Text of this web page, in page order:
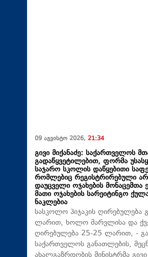
09 აგვისტო 2026, 21:34
გივი მიქანაძე: საქართველოს
გადაწყვეტილებით, ფორმა
საჯარო სკოლის დაწყებითი
რომლებიც რეგისტრირებული
დაუცველი ოჯახების მონაცემთა
მათი ოჯახების სარეიტინგო
ნაკლებია
სასკოლო პიჯაკის ღირებულება
ლარით, ხოლო შარვლისა და
ღირებულება 25-25 ლარით, -
საქართველოს განათლების,